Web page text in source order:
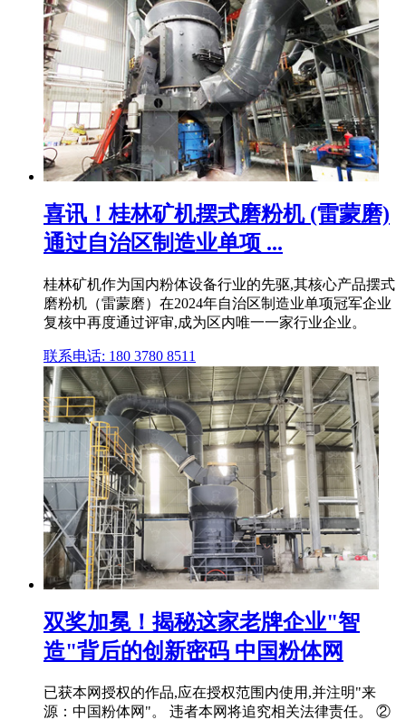
喜讯！桂林矿机摆式磨粉机 (雷蒙磨)
通过自治区制造业单项 ...
桂林矿机作为国内粉体设备行业的先驱,其核心产品摆式
磨粉机（雷蒙磨）在2024年自治区制造业单项冠军企业
复核中再度通过评审,成为区内唯一一家行业企业。
联系电话: 180 3780 8511
双奖加冕！揭秘这家老牌企业"智
造"背后的创新密码 中国粉体网
已获本网授权的作品,应在授权范围内使用,并注明"来
源：中国粉体网"。 违者本网将追究相关法律责任。 ②